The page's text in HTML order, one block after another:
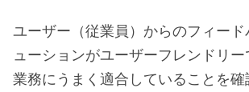
ユーザー（従業員）からのフィード
ューションがユーザーフレンドリ
業務にうまく適合していることを